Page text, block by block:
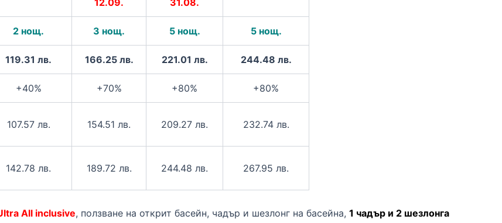
12.09.
31.08.
2 нощ. 3 нощ. 5 нощ. 5 нощ.
119.31 лв. 166.25 лв. 221.01 лв. 244.48 лв.
+40% +70% +80% +80%
107.57 лв. 154.51 лв. 209.27 лв. 232.74 лв.
142.78 лв. 189.72 лв. 244.48 лв. 267.95 лв.
All inclusive, ползване на открит басейн, чадър и шезлонг на басейна, 1 чадър и 2 шезлонга